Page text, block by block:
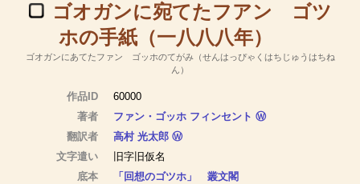
ゴオガンに宛てたフアン ゴツ
ホの手紙（一八八八年）
ゴオガンにあてたファン ゴッホのてがみ（せんはっぴゃくはちじゅうはちね
ん）
作品ID
60000
著者
ファン・ゴッホ フィンセント Ⓦ
翻訳者
高村 光太郎 Ⓦ
文字遣い
旧字旧仮名
底本
「回想のゴツホ」 叢文閣